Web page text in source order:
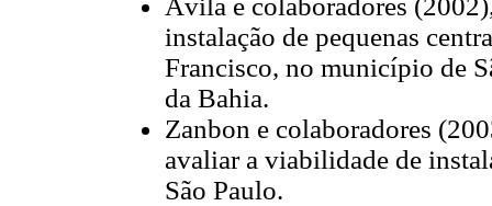
instalação de pequenas
Francisco, no município de
da Bahia.
Zanbon e colaboradores
avaliar a viabilidade de
São Paulo.